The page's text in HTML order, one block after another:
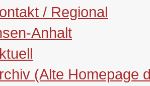
/ Regional
Anhalt
(Alte Homepage